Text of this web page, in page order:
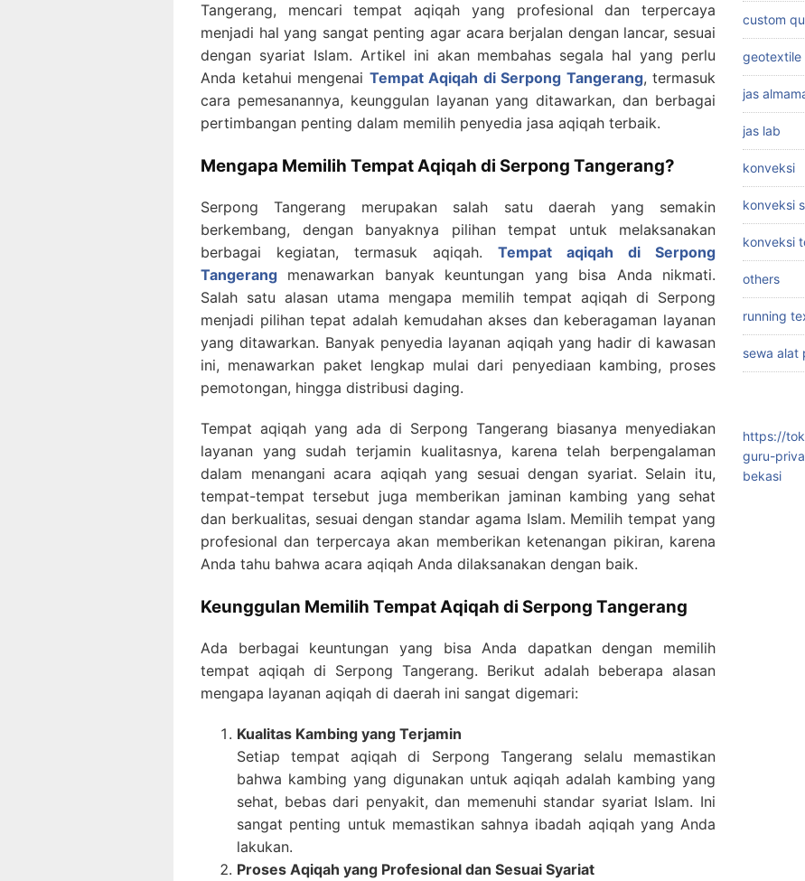
Tangerang, mencari tempat aqiqah yang profesional dan terpercaya
menjadi hal yang sangat penting agar acara berjalan dengan lancar, sesuai
dengan syariat Islam. Artikel ini akan membahas segala hal yang perlu
Anda ketahui mengenai Tempat Aqiqah di Serpong Tangerang, termasuk
cara pemesanannya, keunggulan layanan yang ditawarkan, dan berbagai
pertimbangan penting dalam memilih penyedia jasa aqiqah terbaik.
Mengapa Memilih Tempat Aqiqah di Serpong Tangerang?
Serpong Tangerang merupakan salah satu daerah yang semakin
berkembang, dengan banyaknya pilihan tempat untuk melaksanakan
berbagai kegiatan, termasuk aqiqah. Tempat aqiqah di Serpong
Tangerang menawarkan banyak keuntungan yang bisa Anda nikmati.
Salah satu alasan utama mengapa memilih tempat aqiqah di Serpong
menjadi pilihan tepat adalah kemudahan akses dan keberagaman layanan
yang ditawarkan. Banyak penyedia layanan aqiqah yang hadir di kawasan
ini, menawarkan paket lengkap mulai dari penyediaan kambing, proses
pemotongan, hingga distribusi daging.
Tempat aqiqah yang ada di Serpong Tangerang biasanya menyediakan
layanan yang sudah terjamin kualitasnya, karena telah berpengalaman
dalam menangani acara aqiqah yang sesuai dengan syariat. Selain itu,
tempat-tempat tersebut juga memberikan jaminan kambing yang sehat
dan berkualitas, sesuai dengan standar agama Islam. Memilih tempat yang
profesional dan terpercaya akan memberikan ketenangan pikiran, karena
Anda tahu bahwa acara aqiqah Anda dilaksanakan dengan baik.
Keunggulan Memilih Tempat Aqiqah di Serpong Tangerang
Ada berbagai keuntungan yang bisa Anda dapatkan dengan memilih
tempat aqiqah di Serpong Tangerang. Berikut adalah beberapa alasan
mengapa layanan aqiqah di daerah ini sangat digemari:
Kualitas Kambing yang Terjamin
Setiap tempat aqiqah di Serpong Tangerang selalu memastikan
bahwa kambing yang digunakan untuk aqiqah adalah kambing yang
sehat, bebas dari penyakit, dan memenuhi standar syariat Islam. Ini
sangat penting untuk memastikan sahnya ibadah aqiqah yang Anda
lakukan.
Proses Aqiqah yang Profesional dan Sesuai Syariat
custom
geotextile
jas
jas lab
konveksi
konveksi
konveksi
others
running
sewa alat
https://
guru-
bekasi